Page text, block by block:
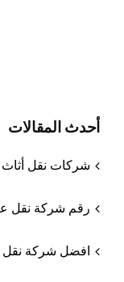
أحدث المقالات
شركات نقل
رقم شركة نقل
افضل شركة نقل